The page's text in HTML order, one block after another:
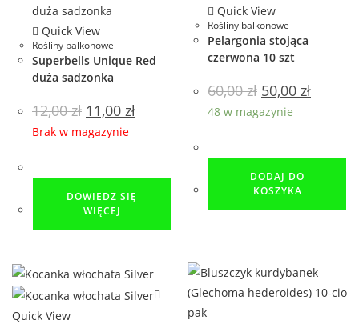
Quick View
Rośliny balkonowe
Superbells Unique Red
duża sadzonka
12,00zł 11,00 zł
Brak w magazynie
DOWIEDZ SIĘ
WIĘCEJ
Quick View
Rośliny balkonowe
Pelargonia stojąca
czerwona 10 szt
60,00zł 50,00 zł
48 w magazynie
DODAJ DO
KOSZYKA
Quick View